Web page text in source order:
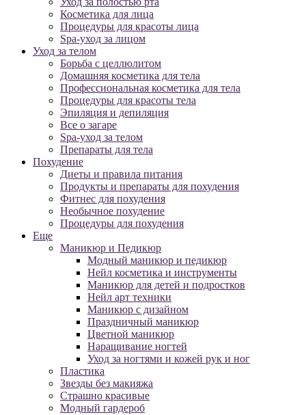
Косметика для лица
Процедуры для красоты лица
Spa-уход за лицом
Уход за телом
Борьба с целлюлитом
Домашняя косметика для тела
Профессиональная косметика для тела
Процедуры для красоты тела
Эпиляция и депиляция
Все о загаре
Spa-уход за телом
Препараты для тела
Похудение
Диеты и правила питания
Продукты и препараты для похудения
Фитнес для похудения
Необычное похудение
Процедуры для похудения
Еще
Маникюр и Педикюр
Модный маникюр и педикюр
Нейл косметика и инструменты
Маникюр для детей и подростков
Нейл арт техники
Маникюр с дизайном
Праздничный маникюр
Цветной маникюр
Наращивание ногтей
Уход за ногтями и кожей рук и ног
Пластика
Звезды без макияжа
Страшно красивые
Модный гардероб